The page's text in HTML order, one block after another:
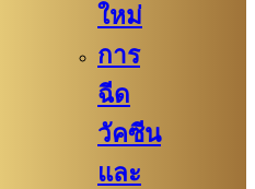
ใหม่
การ
ฉีด
วัคซีน
และ